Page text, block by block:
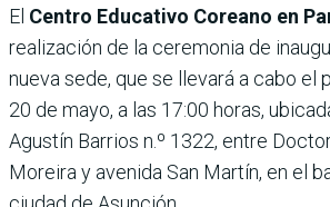
El Centro Educativo Coreano en
realización de la ceremonia de
nueva sede, que se llevará a cabo el
20 de mayo, a las 17:00 horas,
Agustín Barrios n.º 1322, entre
Moreira y avenida San Martín, en el